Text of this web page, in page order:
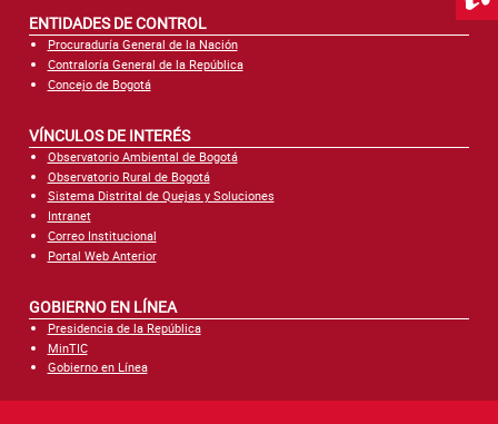
ENTIDADES DE CONTROL
Procuraduría General de la Nación
Contraloría General de la República
Concejo de Bogotá
VÍNCULOS DE INTERÉS
Observatorio Ambiental de Bogotá
Observatorio Rural de Bogotá
Sistema Distrital de Quejas y Soluciones
Intranet
Correo Institucional
Portal Web Anterior
GOBIERNO EN LÍNEA
Presidencia de la República
MinTIC
Gobierno en Línea